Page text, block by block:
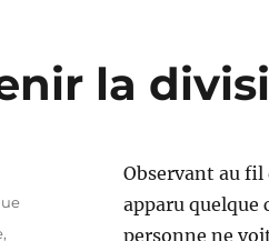
la
Observant au
apparu quelque
personne ne
,